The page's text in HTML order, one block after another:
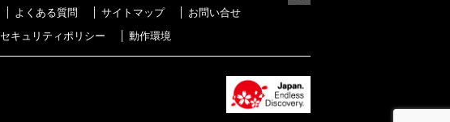
よくある質問 サイトマップ
お問い合せ
セキュリティポリシー 動作環境